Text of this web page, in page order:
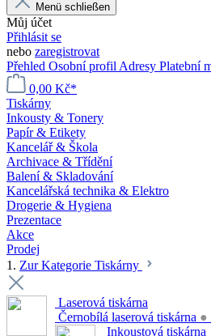
Menü schließen
Můj účet
Přihlásit se
nebo zaregistrovat
Přehled Osobní profil Adresy Platební
0,00 Kč*
Tiskárny
Inkousty & Tonery
Papír & Etikety
Kancelář & Škola
Archivace & Třídění
Balení & Skladování
Kancelářská technika & Elektro
Drogerie & Hygiena
Prezentace
Akce
Prodej
1. Zur Kategorie Tiskárny
Laserová tiskárna
Černobílá laserová tiskárna ●
Inkoustová tiskárna